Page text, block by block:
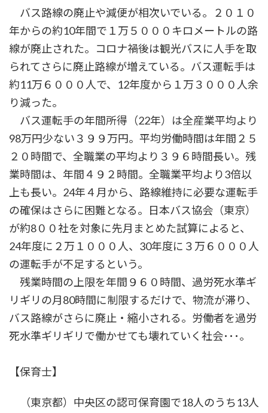
バス路線の廃止や減便が相次いでいる。２０１０
年からの約10年間で１万５０００キロメートルの路
線が廃止された。コロナ禍後は観光バスに人手を取
られてさらに廃止路線が増えている。バス運転手は
約11万６０００人で、12年度から１万３０００人余
り減った。
バス運転手の年間所得（22年）は全産業平均より
98万円少ない３９９万円。平均労働時間は年間２５
２０時間で、全職業の平均より３９６時間長い。残
業時間は、年間４９２時間。全職業平均より3倍以
上も長い。24年４月から、路線維持に必要な運転手
の確保はさらに困難となる。日本バス協会（東京）
が約8００社を対象に先月まとめた試算によると、
24年度に２万１０００人、30年度に３万６０００人
の運転手が不足するという。
残業時間の上限を年間９６０時間、過労死水準ギ
リギリの月80時間に制限するだけで、物流が滞り、
バス路線がさらに廃止・縮小される。労働者を過労
死水準ギリギリで働かせても壊れていく社会･･･。
【保育士】
（東京都）中央区の認可保育園で18人のうち13人